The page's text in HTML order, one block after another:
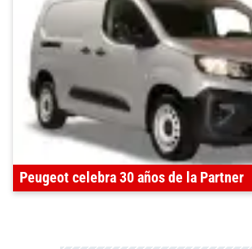
Peugeot celebra 30 años de la Partner